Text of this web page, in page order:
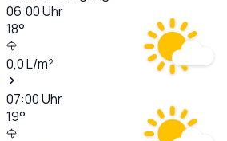
06:00Uhr
18°
0,0L/m²
07:00Uhr
19°